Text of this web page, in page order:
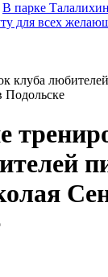
В парке
для всех
клуба
Подольске